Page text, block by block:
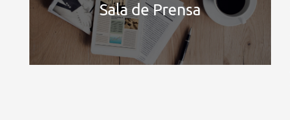
Sala de Prensa